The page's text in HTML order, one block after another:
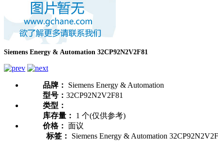
Siemens Energy & Automation 32CP92N2V2F81
品牌：
Siemens Energy & Automation
型号： 32CP92N2V2F81
类型：
库存量：
1 个(仅供参考)
价格： 面议
标签：
Siemens Energy & Automation